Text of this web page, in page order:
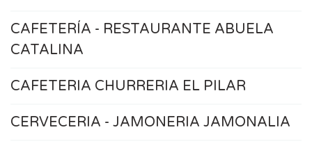
CAFETERÍA - RESTAURANTE ABUELA
CATALINA
CAFETERIA CHURRERIA EL PILAR
CERVECERIA - JAMONERIA JAMONALIA